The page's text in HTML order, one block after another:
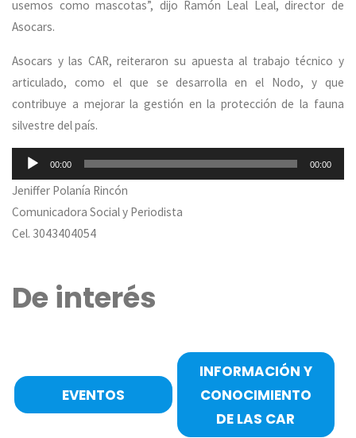
usemos como mascotas”, dijo Ramón Leal Leal, director de
Asocars.
Asocars y las CAR, reiteraron su apuesta al trabajo técnico y
articulado, como el que se desarrolla en el Nodo, y que
contribuye a mejorar la gestión en la protección de la fauna
silvestre del país.
Reproductor
de
00:00 00:00
Jeniffer Polanía Rincón
Comunicadora Social y Periodista
Cel. 3043404054
De interés
EVENTOS
INFORMACIÓN Y
CONOCIMIENTO
DE LAS CAR